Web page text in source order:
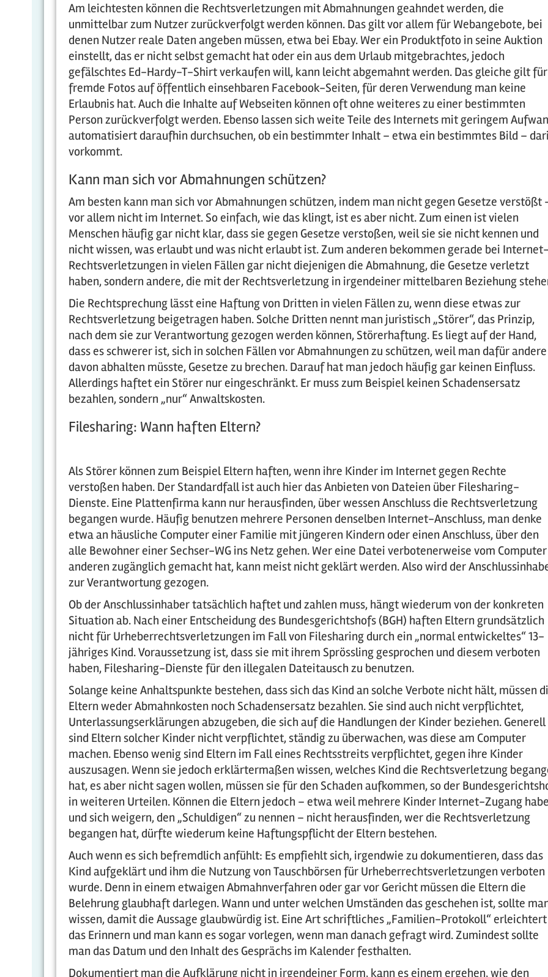
Am leichtesten können die Rechtsverletzungen mit Abmahnungen geahndet werden, die
unmittelbar zum Nutzer zurückverfolgt werden können. Das gilt vor allem für Webangebote, bei
denen Nutzer reale Daten angeben müssen, etwa bei Ebay. Wer ein Produktfoto in seine Auktion
einstellt, das er nicht selbst gemacht hat oder ein aus dem Urlaub mitgebrachtes, jedoch
gefälschtes Ed-Hardy-T-Shirt verkaufen will, kann leicht abgemahnt werden. Das gleiche gilt für
fremde Fotos auf öffentlich einsehbaren Facebook-Seiten, für deren Verwendung man keine
Erlaubnis hat. Auch die Inhalte auf Webseiten können oft ohne weiteres zu einer bestimmten
Person zurückverfolgt werden. Ebenso lassen sich weite Teile des Internets mit geringem
automatisiert daraufhin durchsuchen, ob ein bestimmter Inhalt – etwa ein bestimmtes Bild –
vorkommt.
Kann man sich vor Abmahnungen schützen?
Am besten kann man sich vor Abmahnungen schützen, indem man nicht gegen Gesetze verstößt
vor allem nicht im Internet. So einfach, wie das klingt, ist es aber nicht. Zum einen ist vielen
Menschen häufig gar nicht klar, dass sie gegen Gesetze verstoßen, weil sie sie nicht kennen und
nicht wissen, was erlaubt und was nicht erlaubt ist. Zum anderen bekommen gerade bei Internet-
Rechtsverletzungen in vielen Fällen gar nicht diejenigen die Abmahnung, die Gesetze verletzt
haben, sondern andere, die mit der Rechtsverletzung in irgendeiner mittelbaren Beziehung
Die Rechtsprechung lässt eine Haftung von Dritten in vielen Fällen zu, wenn diese etwas zur
Rechtsverletzung beigetragen haben. Solche Dritten nennt man juristisch „Störer“, das Prinzip,
nach dem sie zur Verantwortung gezogen werden können, Störerhaftung. Es liegt auf der Hand,
dass es schwerer ist, sich in solchen Fällen vor Abmahnungen zu schützen, weil man dafür andere
davon abhalten müsste, Gesetze zu brechen. Darauf hat man jedoch häufig gar keinen Einfluss.
Allerdings haftet ein Störer nur eingeschränkt. Er muss zum Beispiel keinen Schadensersatz
bezahlen, sondern „nur“ Anwaltskosten.
Filesharing: Wann haften Eltern?
Als Störer können zum Beispiel Eltern haften, wenn ihre Kinder im Internet gegen Rechte
verstoßen haben. Der Standardfall ist auch hier das Anbieten von Dateien über Filesharing-
Dienste. Eine Plattenfirma kann nur herausfinden, über wessen Anschluss die Rechtsverletzung
begangen wurde. Häufig benutzen mehrere Personen denselben Internet-Anschluss, man denke
etwa an häusliche Computer einer Familie mit jüngeren Kindern oder einen Anschluss, über den
alle Bewohner einer Sechser-WG ins Netz gehen. Wer eine Datei verbotenerweise vom Computer
anderen zugänglich gemacht hat, kann meist nicht geklärt werden. Also wird der
zur Verantwortung gezogen.
Ob der Anschlussinhaber tatsächlich haftet und zahlen muss, hängt wiederum von der konkreten
Situation ab. Nach einer Entscheidung des Bundesgerichtshofs (BGH) haften Eltern grundsätzlich
nicht für Urheberrechtsverletzungen im Fall von Filesharing durch ein „normal entwickeltes“ 13-
jähriges Kind. Voraussetzung ist, dass sie mit ihrem Sprössling gesprochen und diesem verboten
haben, Filesharing-Dienste für den illegalen Dateitausch zu benutzen.
Solange keine Anhaltspunkte bestehen, dass sich das Kind an solche Verbote nicht hält, müssen
Eltern weder Abmahnkosten noch Schadensersatz bezahlen. Sie sind auch nicht verpflichtet,
Unterlassungserklärungen abzugeben, die sich auf die Handlungen der Kinder beziehen. Generell
sind Eltern solcher Kinder nicht verpflichtet, ständig zu überwachen, was diese am Computer
machen. Ebenso wenig sind Eltern im Fall eines Rechtsstreits verpflichtet, gegen ihre Kinder
auszusagen. Wenn sie jedoch erklärtermaßen wissen, welches Kind die Rechtsverletzung
hat, es aber nicht sagen wollen, müssen sie für den Schaden aufkommen, so der
in weiteren Urteilen. Können die Eltern jedoch – etwa weil mehrere Kinder Internet-Zugang
und sich weigern, den „Schuldigen“ zu nennen – nicht herausfinden, wer die Rechtsverletzung
begangen hat, dürfte wiederum keine Haftungspflicht der Eltern bestehen.
Auch wenn es sich befremdlich anfühlt: Es empfiehlt sich, irgendwie zu dokumentieren, dass das
Kind aufgeklärt und ihm die Nutzung von Tauschbörsen für Urheberrechtsverletzungen verboten
wurde. Denn in einem etwaigen Abmahnverfahren oder gar vor Gericht müssen die Eltern die
Belehrung glaubhaft darlegen. Wann und unter welchen Umständen das geschehen ist, sollte
wissen, damit die Aussage glaubwürdig ist. Eine Art schriftliches „Familien-Protokoll“ erleichtert
das Erinnern und man kann es sogar vorlegen, wenn man danach gefragt wird. Zumindest sollte
man das Datum und den Inhalt des Gesprächs im Kalender festhalten.
Dokumentiert man die Aufklärung nicht in irgendeiner Form, kann es einem ergehen, wie den